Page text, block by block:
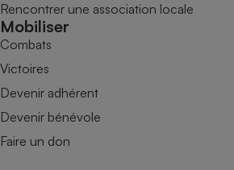
Rencontrer une association locale
Mobiliser
Combats
Victoires
Devenir adhérent
Devenir bénévole
Faire un don